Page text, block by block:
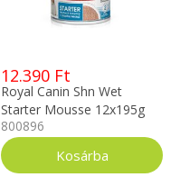
12.390 Ft
Royal Canin Shn Wet
Starter Mousse 12x195g
800896